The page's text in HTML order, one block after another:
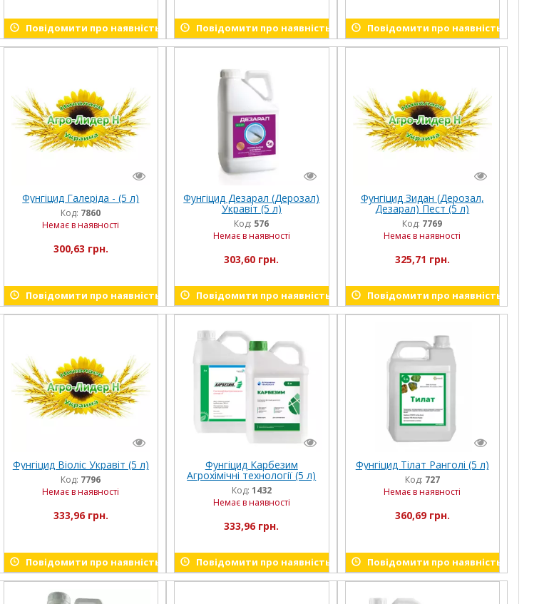
Повідомити про наявність Повідомити про наявність Повідомити про наявність
Фунгіцид Галеріда - (5 л)
Код: 7860
Немає в наявності
300,63 грн.
Повідомити про наявність
Фунгіцид Дезарал (Дерозал)
Укравіт (5 л)
Код: 576
Немає в наявності
303,60 грн.
Повідомити про наявність
Фунгіцид Зидан (Дерозал,
Дезарал) Пест (5 л)
Код: 7769
Немає в наявності
325,71 грн.
Повідомити про наявність
Фунгіцид Віоліс Укравіт (5 л)
Код: 7796
Немає в наявності
333,96 грн.
Повідомити про наявність
Фунгіцид Карбезим
Агрохімічні технології (5 л)
Код: 1432
Немає в наявності
333,96 грн.
Повідомити про наявність
Фунгіцид Тілат Ранголі (5 л)
Код: 727
Немає в наявності
360,69 грн.
Повідомити про наявність